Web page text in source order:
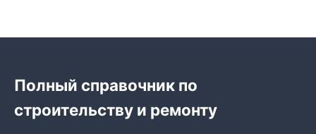
Полный справочник по
строительству и ремонту